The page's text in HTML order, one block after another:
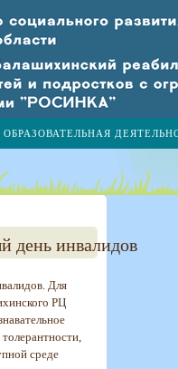
ОБРАЗОВАТЕЛЬНАЯ
день инвалидов
Для
РЦ
среде